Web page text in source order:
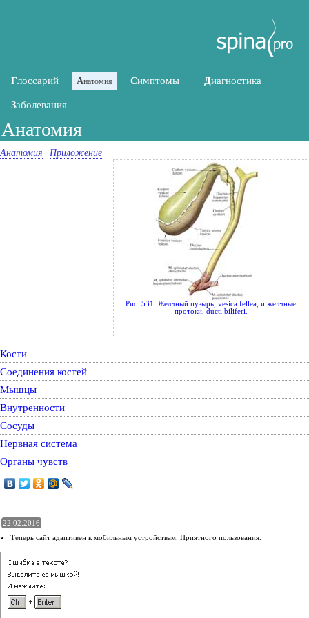
Глоссарий Анатомия Симптомы Диагностика
Заболевания
Анатомия
Анатомия Приложение
Рис. 531. Желчный пузырь, vesica fellea, и желчные
протоки, ducti biliferi.
Кости
Соединения костей
Мышцы
Внутренности
Сосуды
Нервная система
Органы чувств
22.02.2016
Теперь сайт адаптивен к мобильным устройствам. Приятного пользования.